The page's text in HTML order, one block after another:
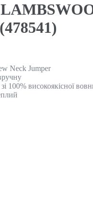
Neck Jumper
100% високоякісної